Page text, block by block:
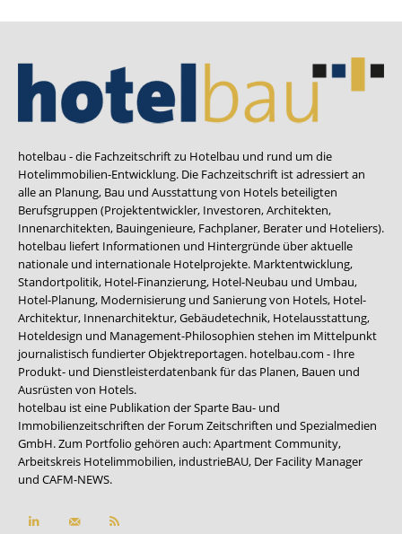
hotelbau - die Fachzeitschrift zu Hotelbau und rund um die
Hotelimmobilien-Entwicklung. Die Fachzeitschrift ist adressiert an
alle an Planung, Bau und Ausstattung von Hotels beteiligten
Berufsgruppen (Projektentwickler, Investoren, Architekten,
Innenarchitekten, Bauingenieure, Fachplaner, Berater und Hoteliers).
hotelbau liefert Informationen und Hintergründe über aktuelle
nationale und internationale Hotelprojekte. Marktentwicklung,
Standortpolitik, Hotel-Finanzierung, Hotel-Neubau und Umbau,
Hotel-Planung, Modernisierung und Sanierung von Hotels, Hotel-
Architektur, Innenarchitektur, Gebäudetechnik, Hotelausstattung,
Hoteldesign und Management-Philosophien stehen im Mittelpunkt
journalistisch fundierter Objektreportagen. hotelbau.com - Ihre
Produkt- und Dienstleisterdatenbank für das Planen, Bauen und
Ausrüsten von Hotels.
hotelbau ist eine Publikation der Sparte Bau- und
Immobilienzeitschriften der Forum Zeitschriften und Spezialmedien
GmbH. Zum Portfolio gehören auch:Apartment Community,
Arbeitskreis Hotelimmobilien, industrieBAU, Der Facility Manager
und CAFM-NEWS.